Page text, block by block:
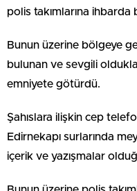
polis takımlarına ihbarda
Bunun üzerine bölgeye
bulunan ve sevgili
emniyete götürdü.
Şahıslara ilişkin cep
Edirnekapı surlarında
içerik ve yazışmalar